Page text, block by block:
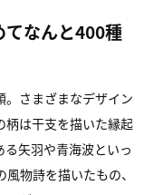
なんと400種
。さまざまなデザイン
柄は干支を描いた縁起
矢羽や青海波といっ
物詩を描いたもの、